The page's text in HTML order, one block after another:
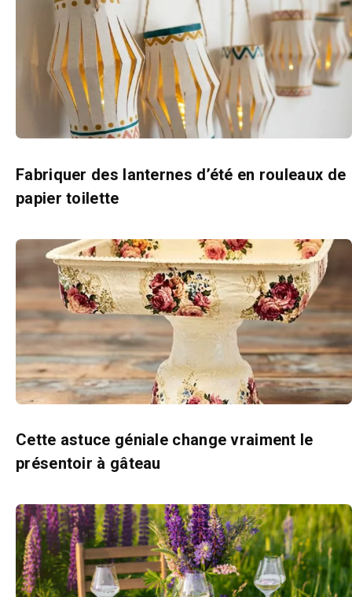
Fabriquer des lanternes d’été en rouleaux de
papier toilette
Cette astuce géniale change vraiment le
présentoir à gâteau